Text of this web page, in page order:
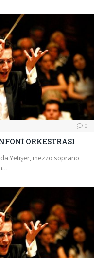
0
ORKESTRASI
Yetişer, mezzo soprano